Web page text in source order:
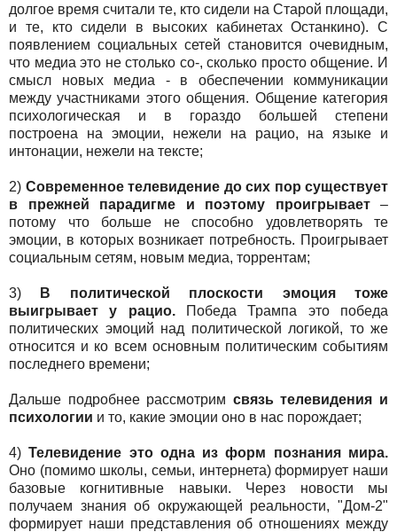
долгое время считали те, кто сидели на Старой площади,
и те, кто сидели в высоких кабинетах Останкино). С
появлением социальных сетей становится очевидным,
что медиа это не столько со-, сколько просто общение. И
смысл новых медиа - в обеспечении коммуникации
между участниками этого общения. Общение категория
психологическая и в гораздо большей степени
построена на эмоции, нежели на рацио, на языке и
интонации, нежели на тексте;
2) Современное телевидение до сих пор существует
в прежней парадигме и поэтому проигрывает–
потому что больше не способно удовлетворять те
эмоции, в которых возникает потребность. Проигрывает
социальным сетям, новым медиа, торрентам;
3)
В политической плоскости эмоция тоже
выигрывает у рацио.Победа Трампа это победа
политических эмоций над политической логикой, то же
относится и ко всем основным политическим событиям
последнего времени;
Дальше подробнее рассмотрим связь телевидения и
психологии и то, какие эмоции оно в нас порождает;
4)Телевидение это одна из форм познания мира.
Оно (помимо школы, семьи, интернета) формирует наши
базовые когнитивные навыки. Через новости мы
получаем знания об окружающей реальности, "Дом-2"
формирует наши представления об отношениях между